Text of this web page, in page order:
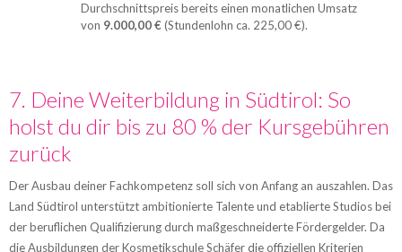
Durchschnittspreis bereits einen monatlichen Umsatz
von 9.000,00 €(Stundenlohn ca. 225,00 €).
7. Deine Weiterbildung in Südtirol: So
holst du dir bis zu 80 % der Kursgebühren
zurück
Der Ausbau deiner Fachkompetenz soll sich von Anfang an auszahlen. Das
Land Südtirol unterstützt ambitionierte Talente und etablierte Studios bei
der beruflichen Qualifizierung durch maßgeschneiderte Fördergelder. Da
die Ausbildungen der Kosmetikschule Schäfer die offiziellen Kriterien